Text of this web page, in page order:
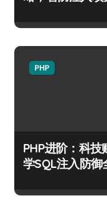
PHP
PHP进阶：科
学SQL注入防御